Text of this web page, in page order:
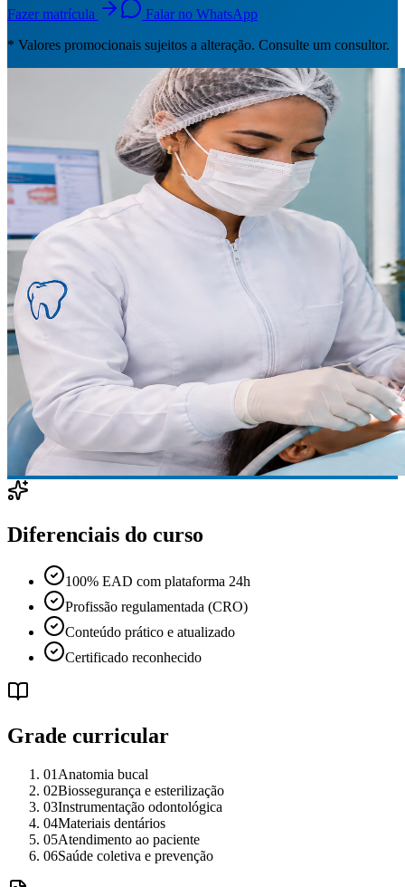
Fazer matrícula
Falar no WhatsApp
* Valores promocionais sujeitos a alteração. Consulte um consultor.
Diferenciais do curso
100% EAD com plataforma 24h
Profissão regulamentada (CRO)
Conteúdo prático e atualizado
Certificado reconhecido
Grade curricular
01 Anatomia bucal
02Biossegurança e esterilização
03Instrumentação odontológica
04Materiais dentários
05Atendimento ao paciente
06Saúde coletiva e prevenção